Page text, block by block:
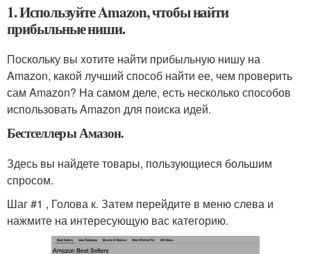
1. Используйте Amazon, чтобы найти
прибыльные ниши.
Поскольку вы хотите найти прибыльную нишу на
Amazon, какой лучший способ найти ее, чем проверить
сам Amazon? На самом деле, есть несколько способов
использовать Amazon для поиска идей.
Бестселлеры Амазон.
Здесь вы найдете товары, пользующиеся большим
спросом.
Шаг #1 , Голова к. Затем перейдите в меню слева и
нажмите на интересующую вас категорию.